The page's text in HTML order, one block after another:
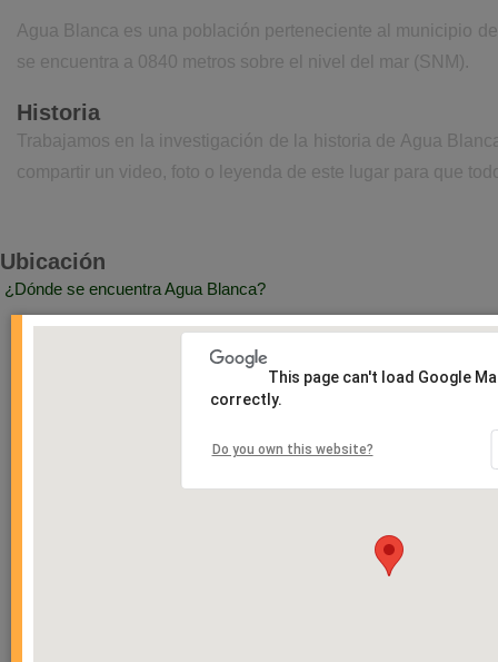
Agua Blanca es una población perteneciente al municipio
se encuentra a 0840 metros sobre el nivel del mar (SNM).
Historia
Trabajamos en la investigación de la historia de Agua
compartir un video, foto o leyenda de este lugar para que
Ubicación
¿Dónde se encuentra Agua Blanca?
This page can't load Google
correctly.
Do you own this website?